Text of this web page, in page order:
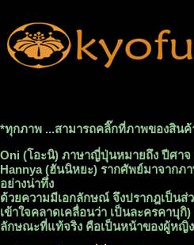
*ทุกภาพ ...สามารถคลิ๊กที่ภาพของสิน
Oni (โอะนิ) ภาษาญี่ปุ่นหมายถึง ปีศาจ
Hannya (ฮันนิหยะ) รากศัพย์มาจาก
อย่างน่าทึ่ง
ด้วยความมีเอกลักษณ์ จึงปรากฎเป็น
เข้าใจคลาดเคลื่อนว่า เป็นละครคาบุกิ)
ลักษณะที่แท้จริง คือเป็นหน้าของผู้หญิ